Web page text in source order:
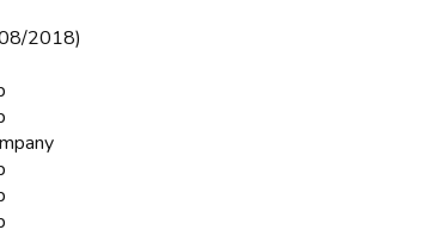
2018)